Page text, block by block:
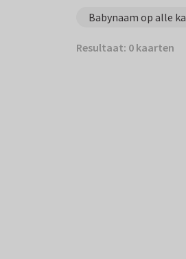
Babynaam op alle
Resultaat: 0 kaarten